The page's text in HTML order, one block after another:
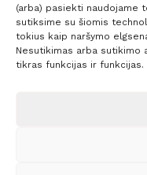
(arba) pasiekti naudojame
sutiksime su šiomis
tokius kaip naršymo
Nesutikimas arba sutikimo
tikras funkcijas ir funkcijas.
Prenumerata